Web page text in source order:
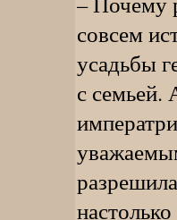
совсем
усадьбы
с семьей.